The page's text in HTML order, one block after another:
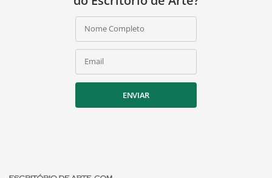
Nome Completo
Email
ENVIAR